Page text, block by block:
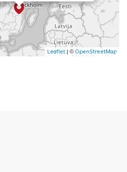
Leaflet © OpenStreetMap